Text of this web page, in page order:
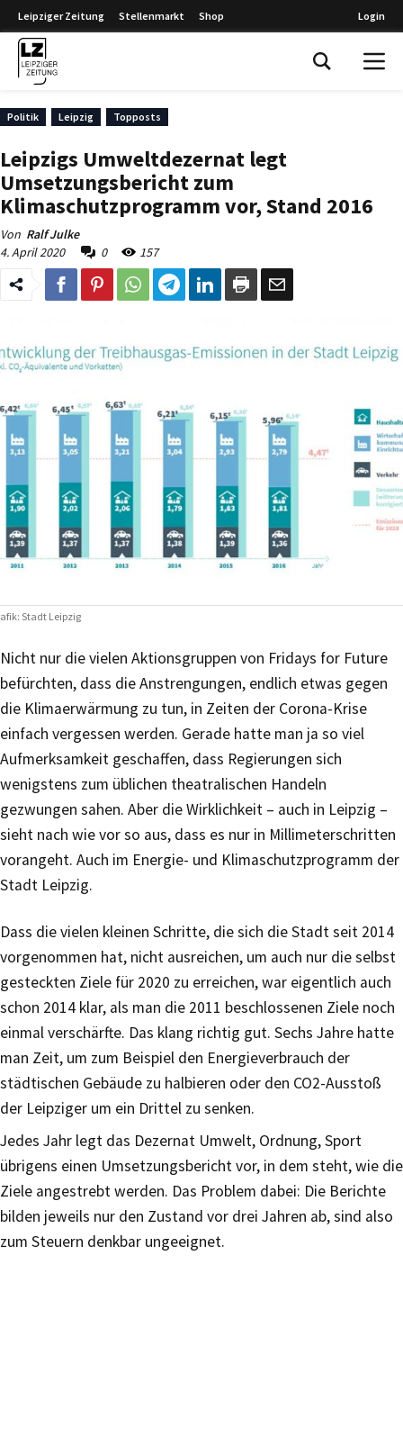
Leipziger Zeitung Stellenmarkt Shop Login
Politik Leipzig Topposts
Leipzigs Umweltdezernat legt
Umsetzungsbericht zum
Klimaschutzprogramm vor, Stand 2016
Von Ralf Julke
4. April 2020
0 157
Stadt Leipzig
Nicht nur die vielen Aktionsgruppen von Fridays for Future
befürchten, dass die Anstrengungen, endlich etwas gegen
die Klimaerwärmung zu tun, in Zeiten der Corona-Krise
einfach vergessen werden. Gerade hatte man ja so viel
Aufmerksamkeit geschaffen, dass Regierungen sich
wenigstens zum üblichen theatralischen Handeln
gezwungen sahen. Aber die Wirklichkeit – auch in Leipzig –
sieht nach wie vor so aus, dass es nur in Millimeterschritten
vorangeht. Auch im Energie- und Klimaschutzprogramm der
Stadt Leipzig.
Dass die vielen kleinen Schritte, die sich die Stadt seit 2014
vorgenommen hat, nicht ausreichen, um auch nur die selbst
gesteckten Ziele für 2020 zu erreichen, war eigentlich auch
schon 2014 klar, als man die 2011 beschlossenen Ziele noch
einmal verschärfte. Das klang richtig gut. Sechs Jahre hatte
man Zeit, um zum Beispiel den Energieverbrauch der
städtischen Gebäude zu halbieren oder den CO2-Ausstoß
der Leipziger um ein Drittel zu senken.
Jedes Jahr legt das Dezernat Umwelt, Ordnung, Sport
übrigens einen Umsetzungsbericht vor, in dem steht, wie die
Ziele angestrebt werden. Das Problem dabei: Die Berichte
bilden jeweils nur den Zustand vor drei Jahren ab, sind also
zum Steuern denkbar ungeeignet.